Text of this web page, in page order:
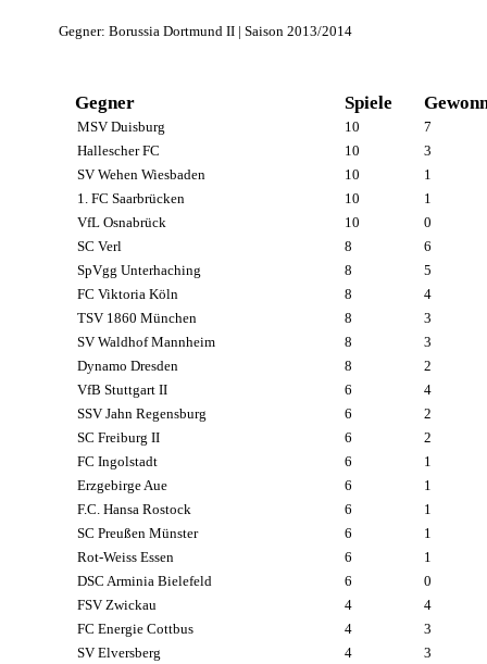
Gegner: Borussia Dortmund II | Saison 2013/2014
Gegner Spiele
MSV Duisburg 10
7
Hallescher FC
10
3
SV Wehen Wiesbaden
10
1
1. FC Saarbrücken
10
1
VfL Osnabrück
10
0
SC Verl
8
6
SpVgg Unterhaching
8
5
FC Viktoria Köln
8
4
TSV 1860 München
8
3
SV Waldhof Mannheim
8
3
Dynamo Dresden
8
2
VfB Stuttgart II
6
4
SSV Jahn Regensburg
6
2
SC Freiburg II
6
2
FC Ingolstadt
6
1
Erzgebirge Aue
6
1
F.C. Hansa Rostock
6
1
SC Preußen Münster
6
1
Rot-Weiss Essen
6
1
DSC Arminia Bielefeld
6
0
FSV Zwickau
4
4
FC Energie Cottbus
4
3
SV Elversberg
4
3